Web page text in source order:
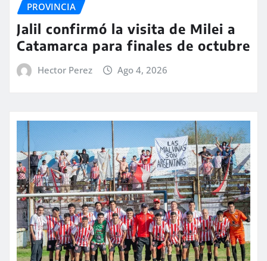
PROVINCIA
Jalil confirmó la visita de Milei a
Catamarca para finales de octubre
Hector Perez Ago 4, 2026